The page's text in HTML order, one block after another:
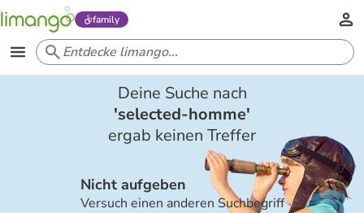
family
Deine Suche nach
'selected-homme'
ergab keinen Treffer
Nicht aufgeben
Versuch einen anderen Suchbegriff